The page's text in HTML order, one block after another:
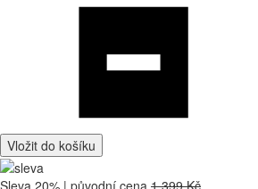
Vložit do košíku
Sleva 20% | původní cena 1 399 Kč